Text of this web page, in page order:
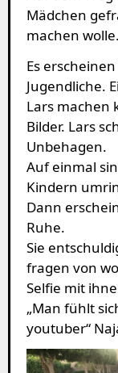
Mädchen
machen
Es
Jugendliche.
Lars machen
Bilder. Lars
Unbehagen.
Auf einmal
Kindern
Dann
Ruhe.
Sie
fragen von
Selfie mit
„Man fühlt
youtuber“